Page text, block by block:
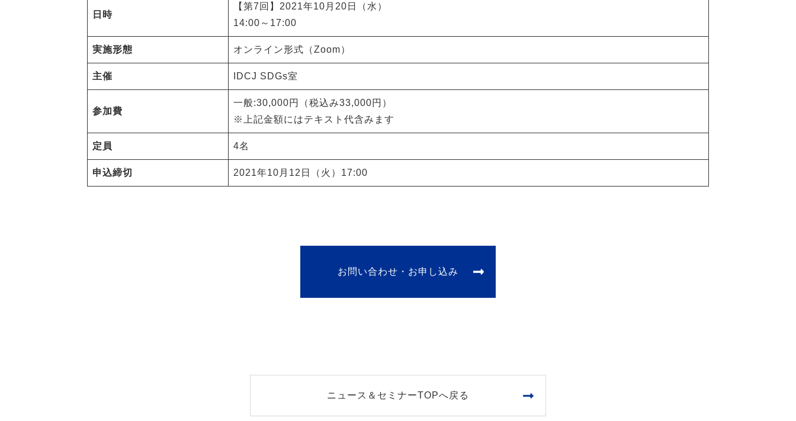
日時
【第7回】2021年10月20日（水）
14:00～17:00
実施形態 オンライン形式（Zoom）
主催 IDCJ SDGs室
参加費
一般:30,000円（税込み33,000円）
※上記金額にはテキスト代含みます
定員 4名
申込締切 2021年10月12日（火）17:00
お問い合わせ・お申し込み
ニュース＆セミナーTOPへ戻る